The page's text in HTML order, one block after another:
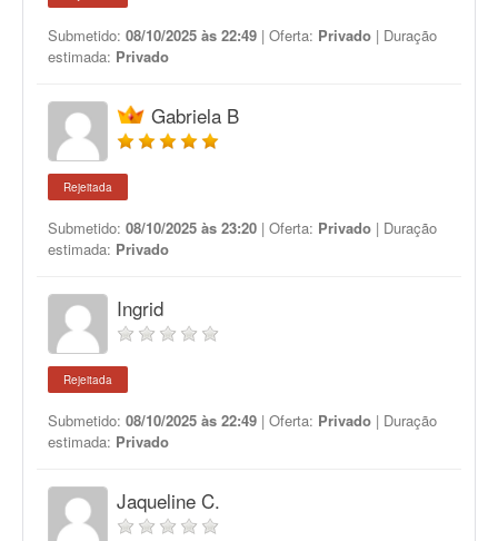
Submetido: 08/10/2025 às 22:49 | Oferta: Privado | Duração
estimada: Privado
Gabriela B
Rejeitada
Submetido: 08/10/2025 às 23:20 | Oferta: Privado | Duração
estimada: Privado
Ingrid
Rejeitada
Submetido: 08/10/2025 às 22:49 | Oferta: Privado | Duração
estimada: Privado
Jaqueline C.